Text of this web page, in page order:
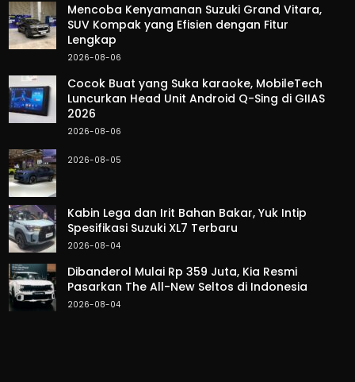
Mencoba Kenyamanan Suzuki Grand Vitara,
SUV Kompak yang Efisien dengan Fitur
Lengkap
2026-08-06
Cocok Buat yang Suka karaoke, MobileTech
Luncurkan Head Unit Android Q-Sing di GIIAS
2026
2026-08-06
2026-08-05
Kabin Lega dan Irit Bahan Bakar, Yuk Intip
Spesifikasi Suzuki XL7 Terbaru
2026-08-04
Dibanderol Mulai Rp 359 Juta, Kia Resmi
Pasarkan The All-New Seltos di Indonesia
2026-08-04